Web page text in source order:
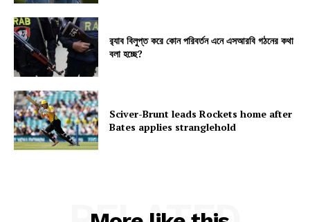
র‍্যাব বিলুপ্ত করে কোন পরিবর্তন এনে এসআরবি গঠনের কথা
বলা হচ্ছে?
Sciver-Brunt leads Rockets home after
Bates applies stranglehold